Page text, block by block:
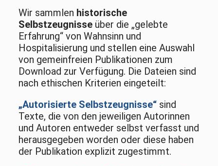
Wir sammlen historische
Selbstzeugnisse über die „gelebte
Erfahrung“ von Wahnsinn und
Hospitalisierung und stellen eine Auswahl
von gemeinfreien Publikationen zum
Download zur Verfügung. Die Dateien sind
nach ethischen Kriterien eingeteilt:
„Autorisierte Selbstzeugnisse“ sind
Texte, die von den jeweiligen Autorinnen
und Autoren entweder selbst verfasst und
herausgegeben worden oder diese haben
der Publikation explizit zugestimmt.